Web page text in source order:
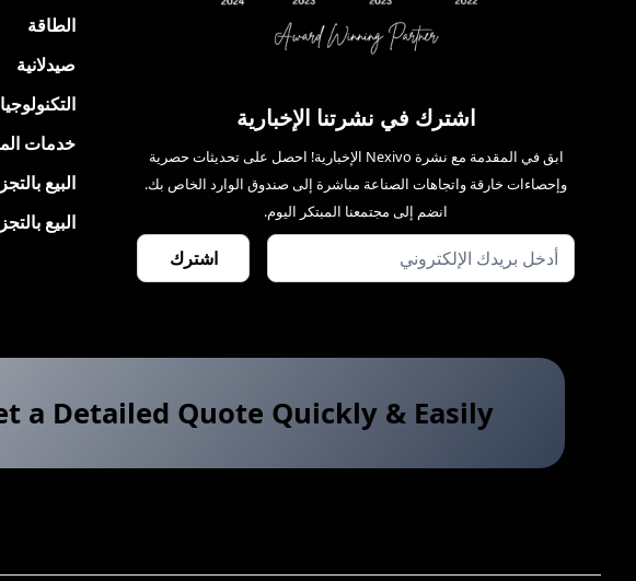
اشترك في نشرتنا الإخبارية
ابق في المقدمة مع نشرة Nexivo الإخبارية! احصل على تحديثات حصرية
وإحصاءات خارقة واتجاهات الصناعة مباشرة إلى صندوق الوارد الخاص بك.
انضم إلى مجتمعنا المبتكر اليوم.
الطاقة
صيدلانية
خدمات
البيع
البيع
a Detailed Quote Quickly & Easily